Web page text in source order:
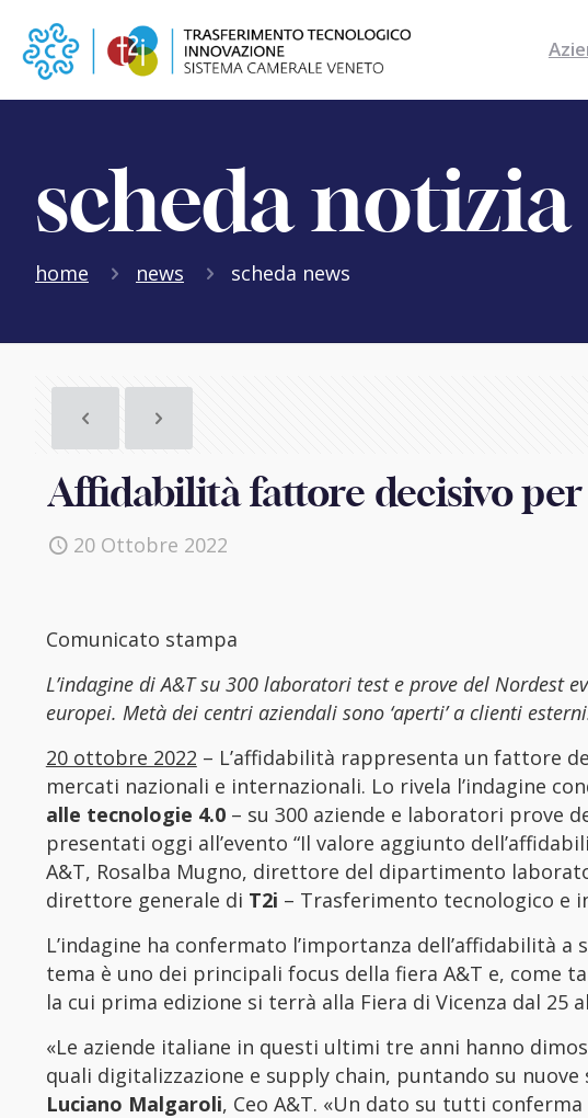
scheda notizia
home news scheda news
Affidabilità fattore decisivo
20 Ottobre 2022
Comunicato stampa
L’indagine di A&T su 300 laboratori test e prove del Nordest
europei. Metà dei centri aziendali sono ‘aperti’ a clienti
20 ottobre 2022 – L’affidabilità rappresenta un fattore
mercati nazionali e internazionali. Lo rivela l’indagine
alle tecnologie 4.0– su 300 aziende e laboratori prove
presentati oggi all’evento “Il valore aggiunto
A&T, Rosalba Mugno, direttore del dipartimento
direttore generale di T2i – Trasferimento tecnologico e
L’indagine ha confermato l’importanza dell’affidabilità
tema è uno dei principali focus della fiera A&T e, come
la cui prima edizione si terrà alla Fiera di Vicenza dal 25
«Le aziende italiane in questi ultimi tre anni hanno
quali digitalizzazione e supply chain, puntando su
Luciano Malgaroli, Ceo A&T. «Un dato su tutti